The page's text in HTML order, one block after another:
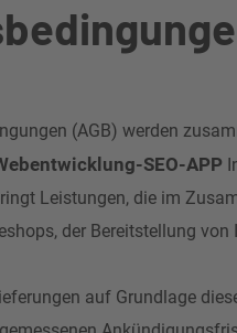
(AGB) werden
SEO-APP
Leistungen, die im
der Bereitstellung
auf Grundlage